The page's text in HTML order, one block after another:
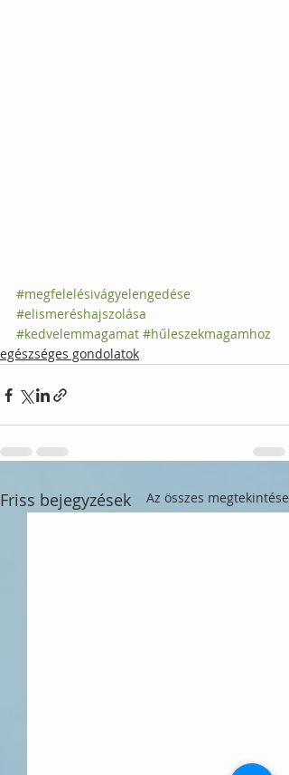
#megfelelésivágyelengedése
#elismeréshajszolása
#kedvelemmagamat #hűleszekmagamhoz
egészséges gondolatok
Friss bejegyzések Az összes megtekintése